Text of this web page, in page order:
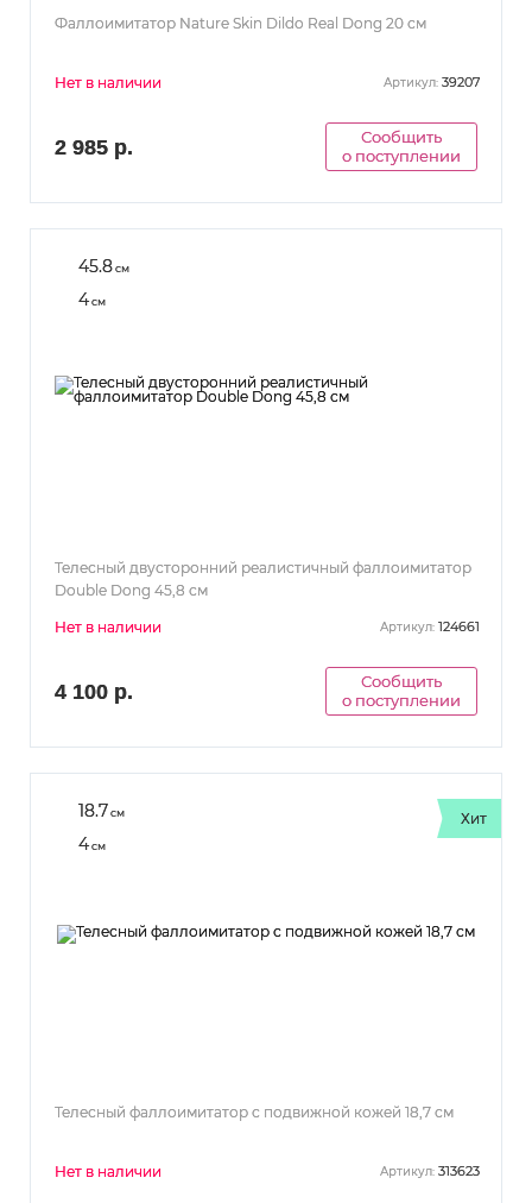
Фаллоимитатор Nature Skin Dildo Real Dong 20 см
Нет в наличии Артикул: 39207
2 985 р.
Сообщить
о поступлении
45.8см
4см
Телесный двусторонний реалистичный фаллоимитатор
Double Dong 45,8 см
Нет в наличии Артикул: 124661
4 100 р.
Сообщить
о поступлении
18.7см
4см
Хит
Телесный фаллоимитатор с подвижной кожей 18,7 см
Нет в наличии Артикул: 313623